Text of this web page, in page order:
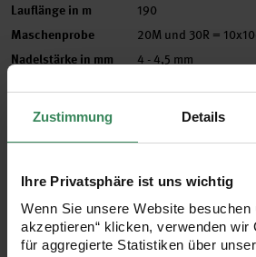
Zustimmung Details
Ihre Privatsphäre ist uns wichtig
Wenn Sie unsere Website besuchen
akzeptieren“ klicken, verwenden wir
für aggregierte Statistiken über
Lauflänge in m 190
Maschenprobe 20M und 30R =
Nadelstärke in mm 4 - 4,5 mm
Pflegehinweise
Mehr Informationen zu
Artikel-Nr.383377.003
Bestell-Nr.3568002